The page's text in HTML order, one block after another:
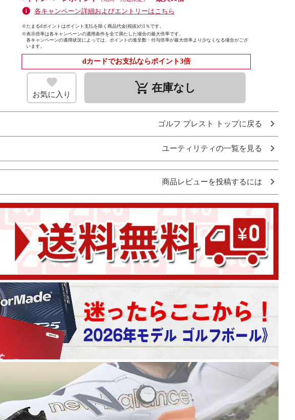
各キャンペーン詳細およびエントリーはこちら
※たまるdポイントはポイント支払を除く商品代金(税抜)の1％です。
※表示倍率は各キャンペーンの適用条件を全て満たした場合の最大倍率です。
各キャンペーンの適用状況によっては、ポイントの進呈数・付与倍率が最大倍率より少なくなる場合がござ
います。
dカードでお支払ならポイント3倍
お気に入り remove_shopping_cart 在庫なし
ゴルフ プレスト トップに戻る
ユーティリティの一覧を見る
商品レビューを投稿するには